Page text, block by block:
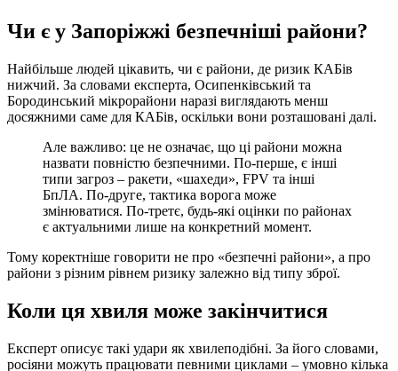
Чи є у Запоріжжі безпечніші райони?
Найбільше людей цікавить, чи є райони, де ризик КАБів
нижчий. За словами експерта, Осипенківський та
Бородинський мікрорайони наразі виглядають менш
досяжними саме для КАБів, оскільки вони розташовані далі.
Але важливо: це не означає, що ці райони можна
назвати повністю безпечними. По-перше, є інші
типи загроз – ракети, «шахеди», FPV та інші
БпЛА. По-друге, тактика ворога може
змінюватися. По-третє, будь-які оцінки по районах
є актуальними лише на конкретний момент.
Тому коректніше говорити не про «безпечні райони», а про
райони з різним рівнем ризику залежно від типу зброї.
Коли ця хвиля може закінчитися
Експерт описує такі удари як хвилеподібні. За його словами,
росіяни можуть працювати певними циклами – умовно кілька